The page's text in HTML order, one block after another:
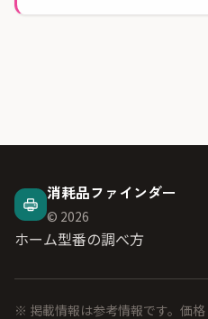
消耗品ファインダー
© 2026
ホーム型番の調べ方
※ 掲載情報は参考情報です。価